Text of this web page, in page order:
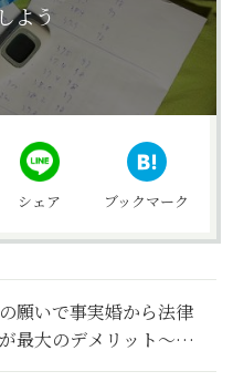
よう
シェア ブックマーク
願いで事実婚から法律
最大のデメリット～そ